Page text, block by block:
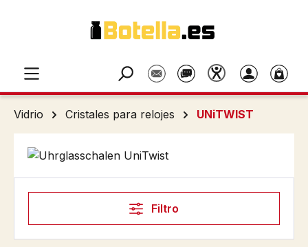
Vidrio Cristales para relojes UNiTWIST
Filtro